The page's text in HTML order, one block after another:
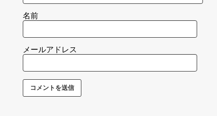
名前
メールアドレス